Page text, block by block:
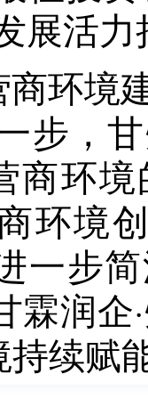
展活
环境
步，
商环
环境
一步
霖润
续赋